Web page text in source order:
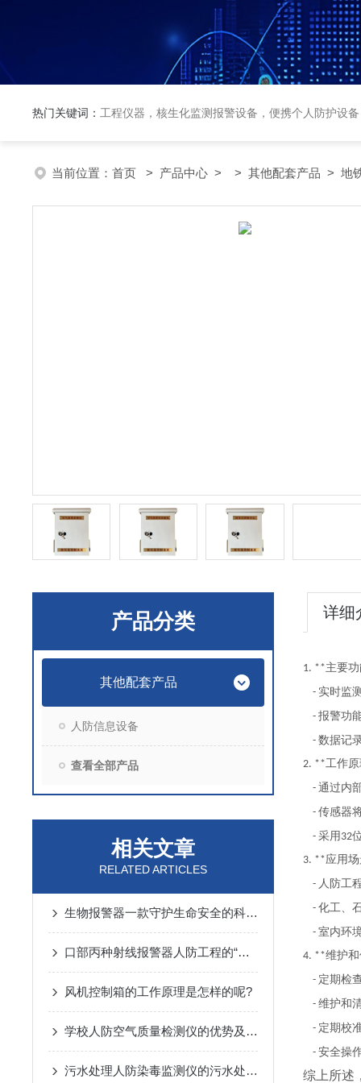
热门关键词： 工程仪器，核生化监测报警设备，便携个人防护设
当前位置： 首页 > 产品中心 > > 其他配套产品 > 地
产品分类
其他配套产品
人防信息设备
查看全部产品
相关文章
RELATED ARTICLES
生物报警器一款守护生命安全的科技哨兵
口部丙种射线报警器人防工程的“核生化”哨兵
风机控制箱的工作原理是怎样的呢?
学校人防空气质量检测仪的优势及监测方案
污水处理人防染毒监测仪的污水处理常规化验操作
详细
1. **主要
- 实时监
- 报警功
- 数据记
2. **工作
- 通过内
- 传感器
- 采用 32
3. **应用
- 人防工
- 化工、
- 室内环
4. **维护
- 定期检
- 维护和
- 定期校
- 安全操
综上所述